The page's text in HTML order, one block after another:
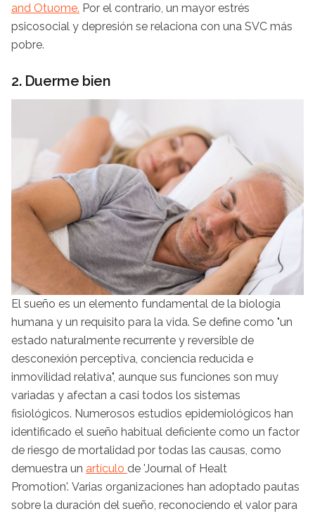
and Otuome. Por el contrario, un mayor estrés
psicosocial y depresión se relaciona con una SVC más
pobre.
2. Duerme bien
El sueño es un elemento fundamental de la biología
humana y un requisito para la vida. Se define como "un
estado naturalmente recurrente y reversible de
desconexión perceptiva, conciencia reducida e
inmovilidad relativa", aunque sus funciones son muy
variadas y afectan a casi todos los sistemas
fisiológicos. Numerosos estudios epidemiológicos han
identificado el sueño habitual deficiente como un factor
de riesgo de mortalidad por todas las causas, como
demuestra un artículo de 'Journal of Healt
Promotion'. Varias organizaciones han adoptado pautas
sobre la duración del sueño, reconociendo el valor para